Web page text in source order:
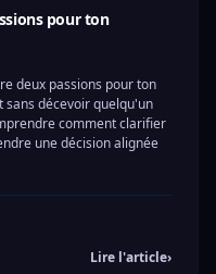
pour ton
deux passions pour ton
décevoir quelqu'un
comment clarifier
une décision alignée
Lire l'article›